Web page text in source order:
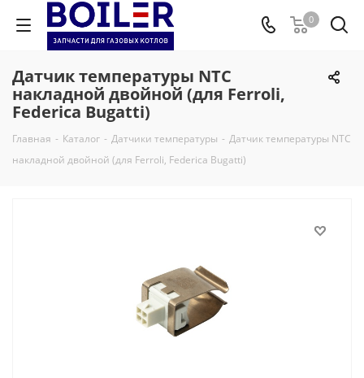
0
Датчик температуры NTC
накладной двойной (для Ferroli,
Federica Bugatti)
Главная - Каталог - Датчики температуры - Датчик температуры NTC
накладной двойной (для Ferroli, Federica Bugatti)